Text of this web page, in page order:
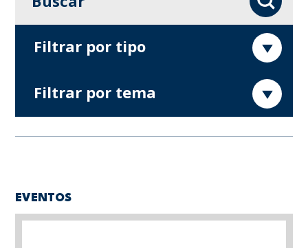
Filtrar por tipo
Filtrar por tema
EVENTOS